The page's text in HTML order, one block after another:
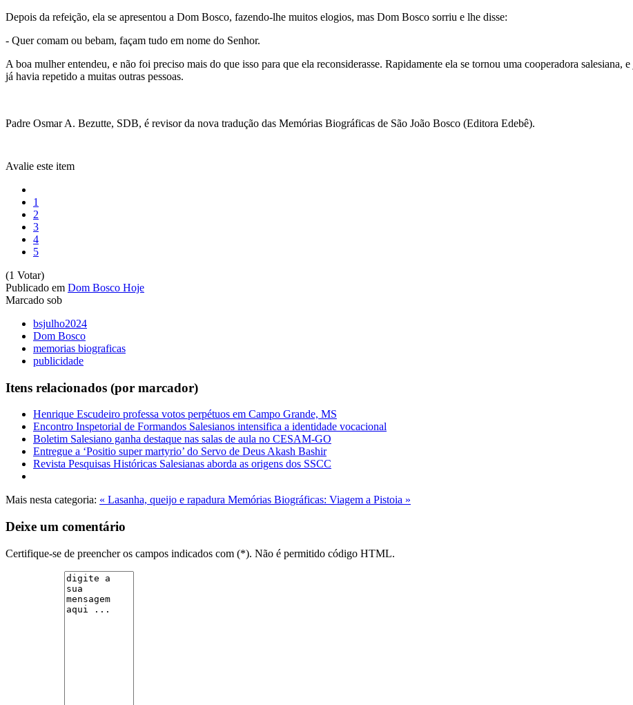
Depois da refeição, ela se apresentou a Dom Bosco, fazendo-lhe muitos elogios, mas Dom Bosco sorriu e lhe disse:
- Quer comam ou bebam, façam tudo em nome do Senhor.
A boa mulher entendeu, e não foi preciso mais do que isso para que ela reconsiderasse. Rapidamente ela se tornou uma cooperadora
já havia repetido a muitas outras pessoas.
Padre Osmar A. Bezutte, SDB, é revisor da nova tradução das Memórias Biográficas de São João Bosco (Editora Edebê).
Avalie este item
1
2
3
4
5
(1 Votar)
Publicado em Dom Bosco Hoje
Marcado sob
bsjulho2024
Dom Bosco
memorias biograficas
publicidade
Itens relacionados (por marcador)
Henrique Escudeiro professa votos perpétuos em Campo Grande, MS
Encontro Inspetorial de Formandos Salesianos intensifica a identidade vocacional
Boletim Salesiano ganha destaque nas salas de aula no CESAM-GO
Entregue a ‘Positio super martyrio’ do Servo de Deus Akash Bashir
Revista Pesquisas Históricas Salesianas aborda as origens dos SSCC
Mais nesta categoria: « Lasanha, queijo e rapadura Memórias Biográficas: Viagem a Pistoia »
Deixe um comentário
Certifique-se de preencher os campos indicados com (*). Não é permitido código HTML.